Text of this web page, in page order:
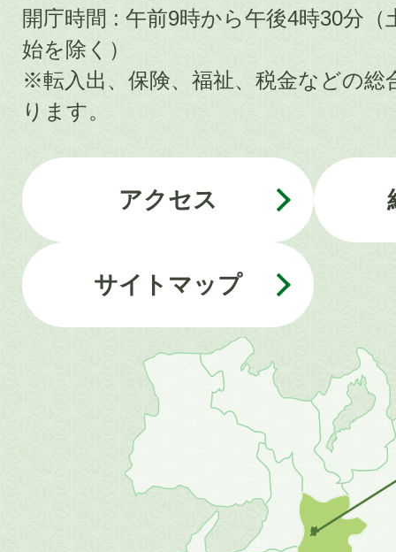
開庁時間 : 午前9時から午後4時30分
始を除く）
※転入出、保険、福祉、税金などの総
ります。
アクセス
サイトマップ
畿
地
方
の